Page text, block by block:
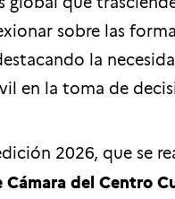
sobre las
la
en la toma de
2026, que se
Cámara del Centro